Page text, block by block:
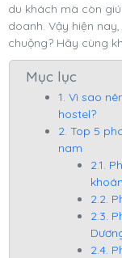
du khách mà còn
doanh. Vậy hiện
chuộng? Hãy cùng
Mục lục
1. Vì sao
hostel?
2. Top 5
nam
2.1.
2.2.
2.3.
2.4.